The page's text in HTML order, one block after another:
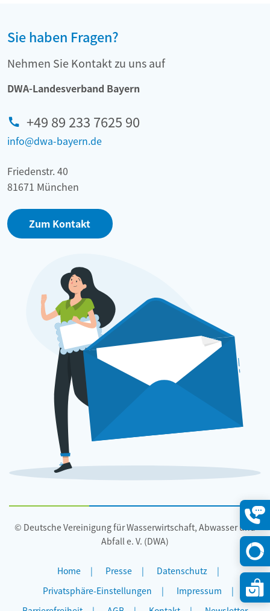
Sie haben Fragen?
Nehmen Sie Kontakt zu uns auf
DWA-Landesverband Bayern
+49 89 233 7625 90
info@dwa-bayern.de
Friedenstr. 40
81671 München
Zum Kontakt
© Deutsche Vereinigung für Wasserwirtschaft, Abwasser und
Abfall e. V. (DWA)
Home Presse
Datenschutz
Privatsphäre-Einstellungen
Impressum